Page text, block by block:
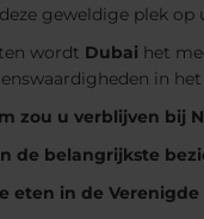
geweldige plek op
wordt Dubai het
in
zou u verblijven bij
de belangrijkste
eten in de